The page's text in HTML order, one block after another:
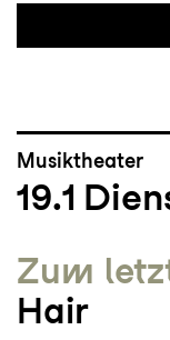
Musiktheater
19.1
Zum
Hair